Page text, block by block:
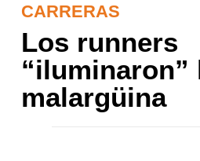
CARRERAS
Los runners
“iluminaron”
malargüina